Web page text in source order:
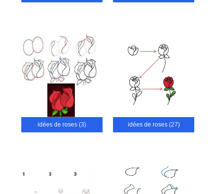
idées de roses (3) idées de roses (27)